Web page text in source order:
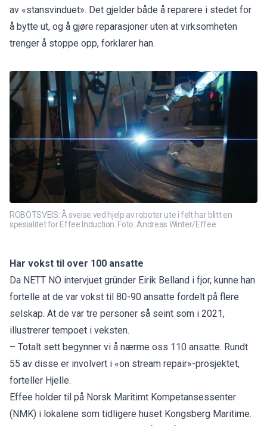
av «stansvinduet». Det gjelder både å reparere i stedet for
å bytte ut, og å gjøre reparasjoner uten at virksomheten
trenger å stoppe opp, forklarer han.
ROBOTSVEIS: Å sveise ved hjelp av roboter ute i felt har blitt en
spesialitet for Effee Induction. Foto: Andreas Winter/Effee
Har vokst til over 100 ansatte
Da NETT NO intervjuet gründer Eirik Belland i fjor, kunne han
fortelle at de var vokst til 80-90 ansatte fordelt på flere
selskap. At de var tre personer så seint som i 2021,
illustrerer tempoet i veksten.
– Totalt sett begynner vi å nærme oss 110 ansatte. Rundt
55 av disse er involvert i «on stream repair»-prosjektet,
forteller Hjelle.
Effee holder til på Norsk Maritimt Kompetansessenter
(NMK) i lokalene som tidligere huset Kongsberg Maritime.